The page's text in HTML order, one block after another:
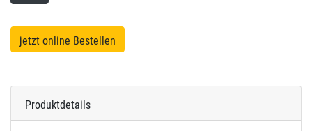
jetzt online Bestellen
Produktdetails